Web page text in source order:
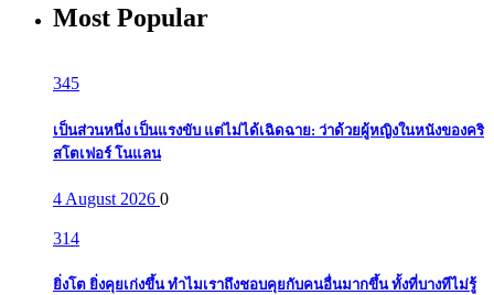
Most Popular
345
เป็นส่วนหนึ่ง เป็นแรงขับ แต่ไม่ได้เฉิดฉาย: ว่าด้วยผู้หญิงในหนังของคริ
สโตเฟอร์ โนแลน
4 August 2026 0
314
ยิ่งโต ยิ่งคุยเก่งขึ้น ทำไมเราถึงชอบคุยกับคนอื่นมากขึ้น ทั้งที่บางทีไม่รู้